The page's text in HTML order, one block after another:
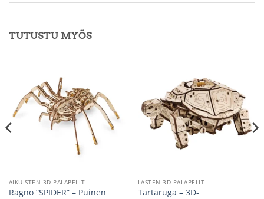
TUTUSTU MYÖS
AIKUISTEN 3D-PALAPELIT
Ragno “SPIDER” – Puinen
LASTEN 3D-PALAPELIT
Tartaruga – 3D-